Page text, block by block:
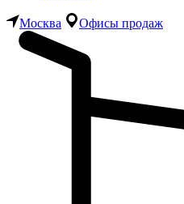
Москва Офисы продаж